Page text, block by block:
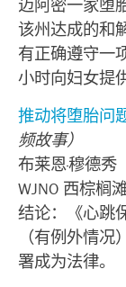
迈阿密一家堕
该州达成的和
有正确遵守一
小时向妇女提
推动将堕胎问
频故事）
布莱恩·穆德秀
WJNO 西棕榈
结论：《心跳
（有例外情
署成为法律。